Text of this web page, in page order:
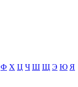
Ф Х Ц Ч Ш Щ Э Ю Я